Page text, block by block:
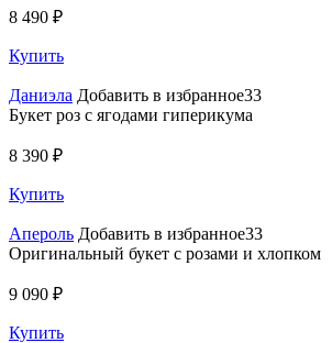
8 490 ₽
Купить
Даниэла Добавить в избранное33
Букет роз с ягодами гиперикума
8 390 ₽
Купить
Апероль Добавить в избранное33
Оригинальный букет с розами и хлопком
9 090 ₽
Купить